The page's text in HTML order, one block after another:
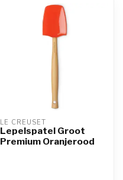
LE CREUSET
Lepelspatel Groot
Premium Oranjerood